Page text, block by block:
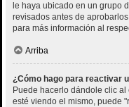
le haya ubicado en un grupo
revisados antes de
para más información al
Arriba
¿Cómo hago para reactivar
Puede hacerlo dándole clic
esté viendo el mismo, puede